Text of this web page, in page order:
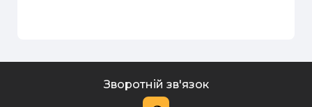
Зворотній зв'язок